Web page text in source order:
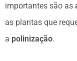
importantes são as
as plantas que
a polinização.